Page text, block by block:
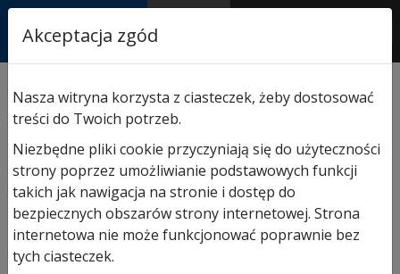
AUTORYZOWANY
PARTNER & SERWIS
garażowych/ Pas zębaty szyna K FS10/FS2
Akceptacja zgód
Nasza witryna korzysta z ciasteczek, żeby dostosować
treści do Twoich potrzeb.
Niezbędne pliki cookie przyczyniają się do użyteczności
strony poprzez umożliwianie podstawowych funkcji
takich jak nawigacja na stronie i dostęp do
bezpiecznych obszarów strony internetowej. Strona
internetowa nie może funkcjonować poprawnie bez
tych ciasteczek.